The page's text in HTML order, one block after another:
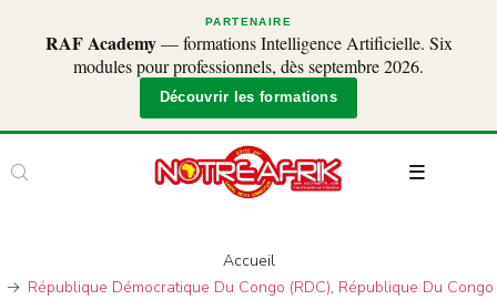
PARTENAIRE
RAF Academy— formations Intelligence Artificielle. Six
modules pour professionnels, dès septembre 2026.
Découvrir les formations
Accueil
République Démocratique Du Congo (RDC), République Du Congo